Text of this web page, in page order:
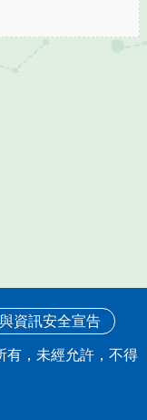
資訊安全宣告
有，未經允許，不得